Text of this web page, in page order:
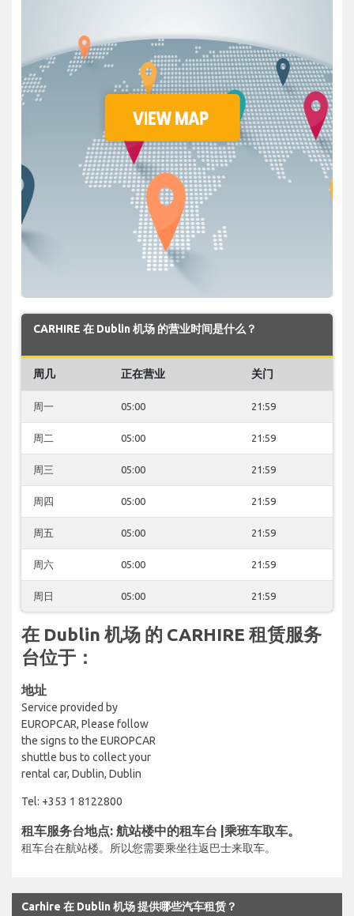
CARHIRE 在 Dublin 机场 的营业时间是什么？
周几 正在营业 关门
周一 05:00 21:59
周二 05:00 21:59
周三 05:00 21:59
周四 05:00 21:59
周五 05:00 21:59
周六 05:00 21:59
周日 05:00 21:59
在 Dublin 机场 的 CARHIRE 租赁服务
台位于：
地址
Service provided by
EUROPCAR, Please follow
the signs to the EUROPCAR
shuttle bus to collect your
rental car, Dublin, Dublin
Tel: +353 1 8122800
租车服务台地点: 航站楼中的租车台 |乘班车取车。
租车台在航站楼。所以您需要乘坐往返巴士来取车。
Carhire 在 Dublin 机场 提供哪些汽车租赁？